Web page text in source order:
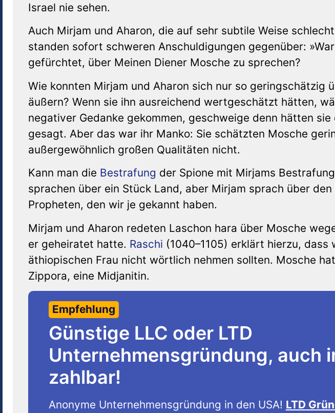
Israel nie sehen.
Auch Mirjam und Aharon, die auf sehr subtile Weise
standen sofort schweren Anschuldigungen gegenüber:
gefürchtet, über Meinen Diener Mosche zu sprechen?
Wie konnten Mirjam und Aharon sich nur so geringschätzig
äußern? Wenn sie ihn ausreichend wertgeschätzt hätten,
negativer Gedanke gekommen, geschweige denn hätten
gesagt. Aber das war ihr Manko: Sie schätzten Mosche
außergewöhnlich großen Qualitäten nicht.
Kann man die Bestrafung der Spione mit Mirjams
sprachen über ein Stück Land, aber Mirjam sprach über den
Propheten, den wir je gekannt haben.
Mirjam und Aharon redeten Laschon hara über Mosche
er geheiratet hatte. Raschi (1040–1105) erklärt hierzu, dass
äthiopischen Frau nicht wörtlich nehmen sollten. Mosche
Zippora, eine Midjanitin.
Empfehlung
Günstige LLC oder LTD
Unternehmensgründung, auch
zahlbar!
Anonyme Unternehmensgründung in den USA! LTD